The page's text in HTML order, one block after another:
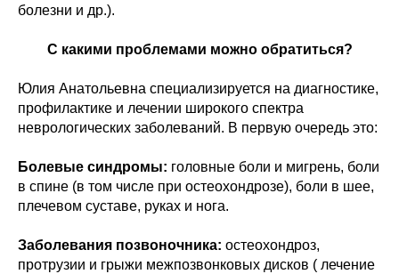
болезни и др.).
С какими проблемами можно обратиться?
Юлия Анатольевна специализируется на диагностике,
профилактике и лечении широкого спектра
неврологических заболеваний. В первую очередь это:
Болевые синдромы: головные боли и мигрень, боли
в спине (в том числе при остеохондрозе), боли в шее,
плечевом суставе, руках и нога.
Заболевания позвоночника: остеохондроз,
протрузии и грыжи межпозвонковых дисков ( лечение